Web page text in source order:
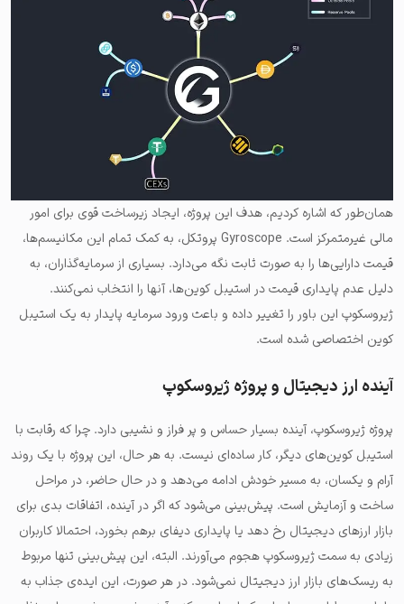
همان‌طور که اشاره کردیم، هدف این پروژه، ایجاد زیرساخت قوی برای امور
مالی غیرمتمرکز
است. Gyroscope پروتکل، به کمک تمام این مکانیسم‌ها،
قیمت دارایی‌ها را به صورت ثابت نگه می‌دارد. بسیاری از سرمایه‌گذاران، به
دلیل عدم پایداری قیمت در استیبل کوین‌ها، آنها را انتخاب نمی‌کنند.
ژیروسکوپ این باور را تغییر داده و باعث ورود سرمایه پایدار به یک استیبل
کوین اختصاصی شده است.
آینده ارز دیجیتال و پروژه ژیروسکوپ
پروژه ژیروسکوپ، آینده بسیار حساس و پر فراز و نشیبی دارد. چرا که رقابت با
استیبل کوین‌های دیگر، کار ساده‌ای نیست. به هر حال، این پروژه با یک روند
آرام و یکسان، به مسیر خودش ادامه می‌دهد و در حال حاضر، در مراحل
ساخت و آزمایش است. پیش‌بینی می‌شود که اگر در آینده، اتفاقات بدی برای
بازار ارزهای دیجیتال رخ دهد یا پایداری دیفای برهم بخورد، احتمالا کاربران
زیادی به سمت ژیروسکوپ هجوم می‌آورند. البته، این پیش‌بینی تنها مربوط
به ریسک‌های بازار ارز دیجیتال نمی‌شود. در هر صورت، این ایده‌ی جذاب به